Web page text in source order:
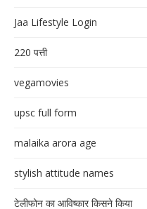
Jaa Lifestyle Login
220 पत्ती
vegamovies
upsc full form
malaika arora age
stylish attitude names
टेलीफोन का आविष्कार किसने किया